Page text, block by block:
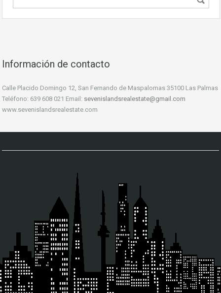
Información de contacto
Calle Placido Domingo 12, San Fernando de Maspalomas 35100 Las Palmas
Teléfono: 639 608 021 Email: sevenislandsrealestate@gmail.com
www.sevenislandsrealestate.com